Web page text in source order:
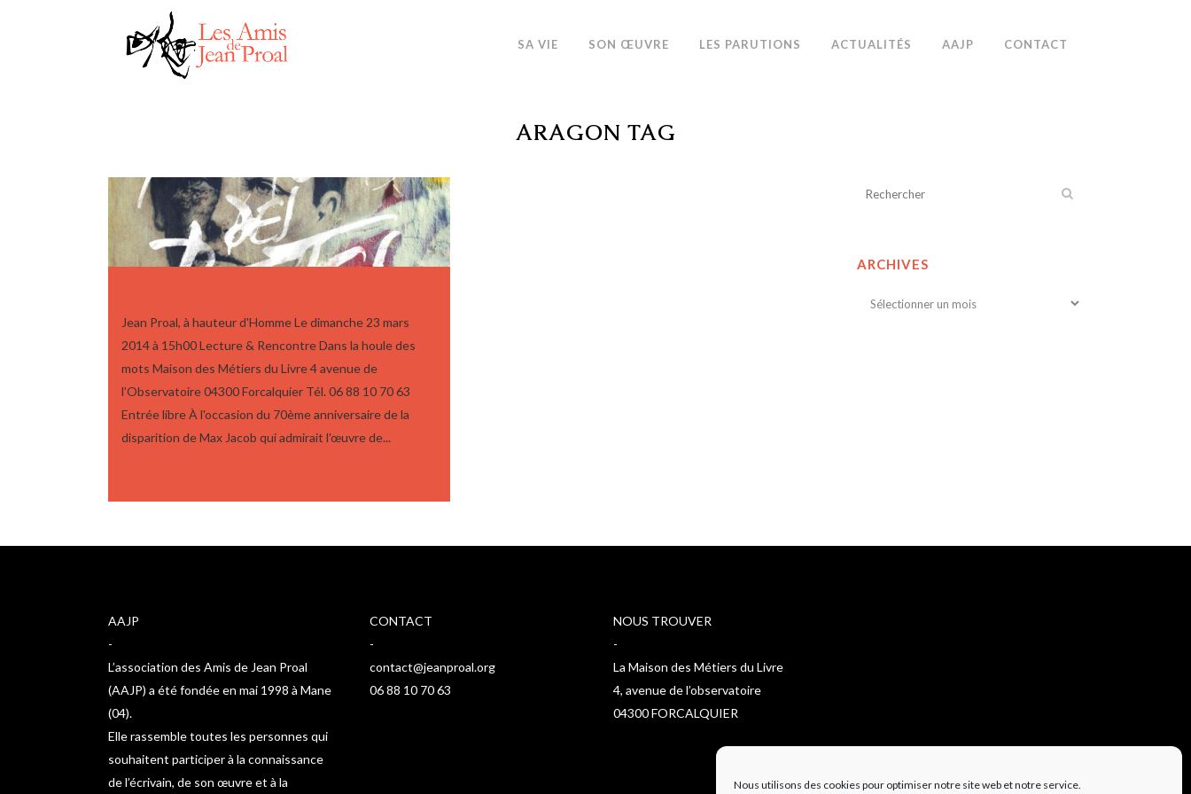
Nous utilisons des cookies pour optimiser notre site web et notre service.
SA VIE SON ŒUVRE LES PARUTIONS ACTUALITÉS AAJP CONTACT
ARAGON TAG
Jean Proal, à hauteur d'Homme Le dimanche 23 mars
2014 à 15h00 Lecture & Rencontre Dans la houle des
mots Maison des Métiers du Livre 4 avenue de
l’Observatoire 04300 Forcalquier Tél. 06 88 10 70 63
Entrée libre À l'occasion du 70ème anniversaire de la
disparition de Max Jacob qui admirait l'œuvre de...
ARCHIVES
Archives
AAJP
-
L’association des Amis de Jean Proal
(AAJP) a été fondée en mai 1998 à Mane
(04).
Elle rassemble toutes les personnes qui
souhaitent participer à la connaissance
de l’écrivain, de son œuvre et à la
CONTACT
-
contact@jeanproal.org
06 88 10 70 63
NOUS TROUVER
-
La Maison des Métiers du Livre
4, avenue de l’observatoire
04300 FORCALQUIER